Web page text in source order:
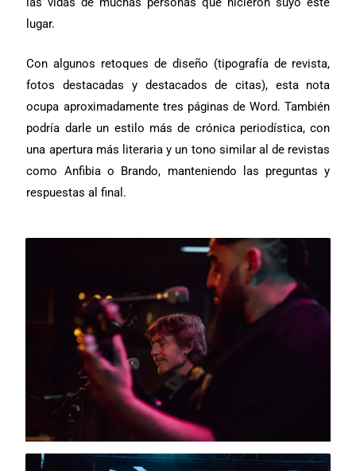
lugar.
Con algunos retoques de diseño (tipografía de revista,
fotos destacadas y destacados de citas), esta nota
ocupa aproximadamente tres páginas de Word. También
podría darle un estilo más de crónica periodística, con
una apertura más literaria y un tono similar al de revistas
como Anfibia o Brando, manteniendo las preguntas y
respuestas al final.